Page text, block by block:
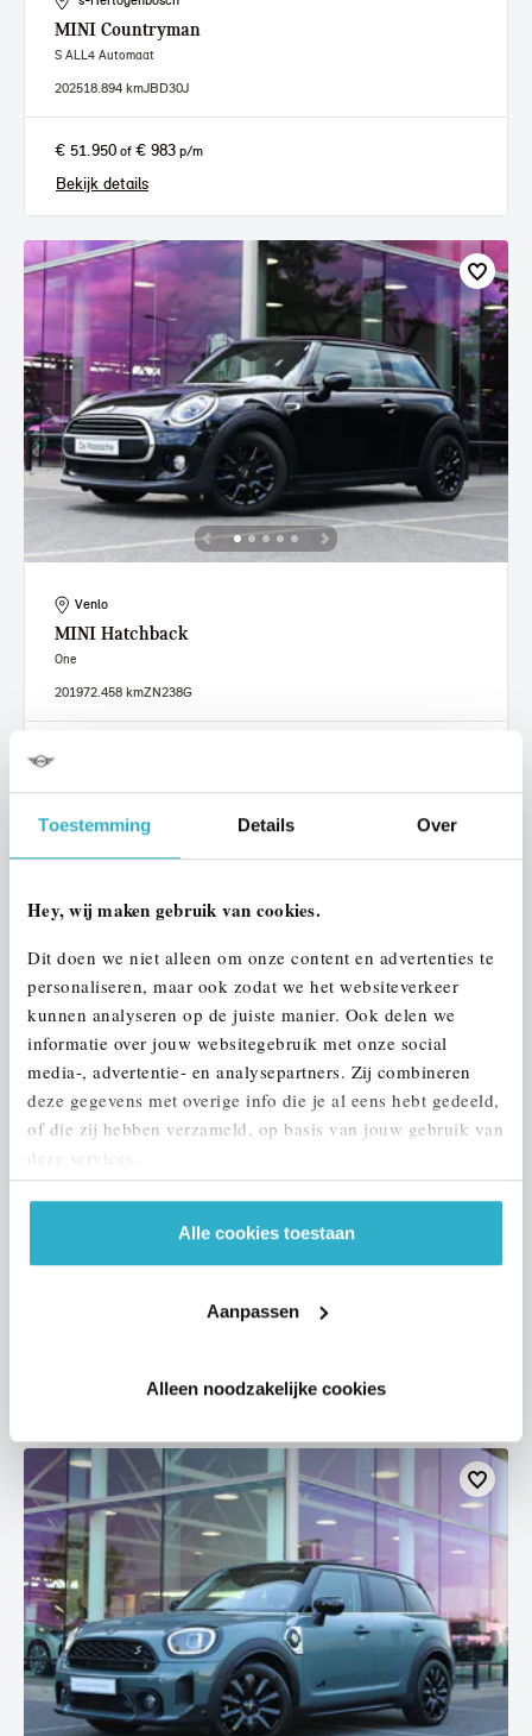
Toestemming Details Over
Hey, wij maken gebruik van cookies.
Dit doen we niet alleen om onze content en advertenties te
personaliseren, maar ook zodat we het websiteverkeer
kunnen analyseren op de juiste manier. Ook delen we
informatie over jouw websitegebruik met onze social
media-, advertentie- en analysepartners. Zij combineren
deze gegevens met overige info die je al eens hebt gedeeld,
of die zij hebben verzameld, op basis van jouw gebruik van
deze services.
Alle cookies toestaan
Aanpassen
Alleen noodzakelijke cookies
MINI Countryman
S ALL4 Automaat
202518.894 kmJBD30J
€ 51.950 of € 983 p/m
Bekijk details
Venlo
MINI Hatchback
One
201972.458 kmZN238G
Hatchback
One Essential
Bekijk details